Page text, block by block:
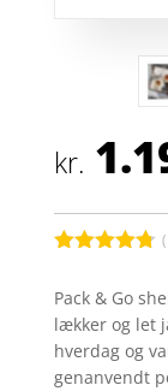
kr.
ud af 5
baseret på
kundebedø
mmelser
(
Pack & Go
lækker og let
hverdag og
genanvendt